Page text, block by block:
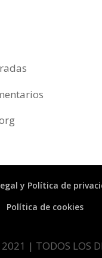
y Política de
Política de cookies
| TODOS LOS